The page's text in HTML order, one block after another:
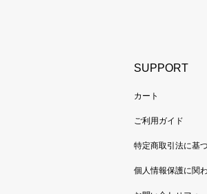
SUPPORT
カート
ご利用ガイド
特定商取引法に基
個人情報保護に関